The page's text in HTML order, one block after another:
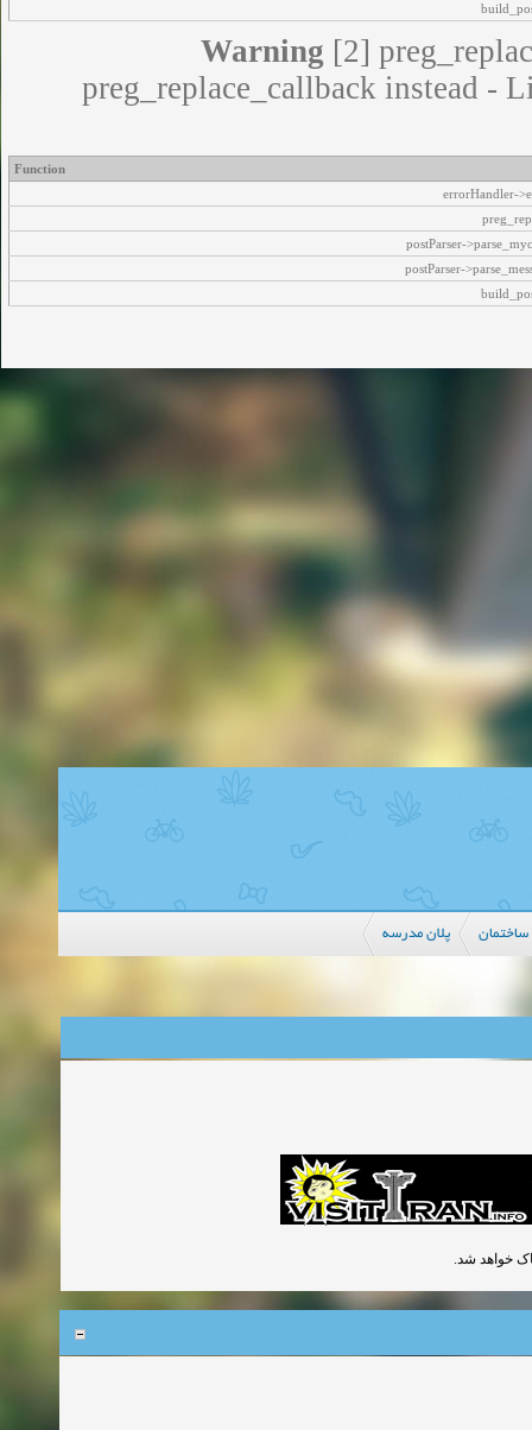
Warning [2]
preg_replace_callback instead -
Function
errorHandler-
postParser-
postParser-
ساختمان پلان مدرسه